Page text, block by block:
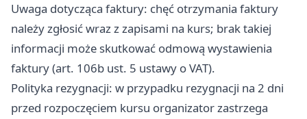
Uwaga dotycząca faktury: chęć otrzymania faktury
należy zgłosić wraz z zapisami na kurs; brak takiej
informacji może skutkować odmową wystawienia
faktury (art. 106b ust. 5 ustawy o VAT).
Polityka rezygnacji: w przypadku rezygnacji na 2 dni
przed rozpoczęciem kursu organizator zastrzega